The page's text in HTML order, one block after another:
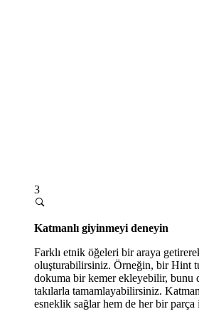
3
Katmanlı giyinmeyi deneyin
Farklı etnik öğeleri bir araya
oluşturabilirsiniz. Örneğin, bir Hint
dokuma bir kemer ekleyebilir, bunu
takılarla tamamlayabilirsiniz.
esneklik sağlar hem de her bir